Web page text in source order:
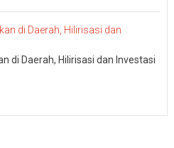
di Daerah, Hilirisasi dan Investasi